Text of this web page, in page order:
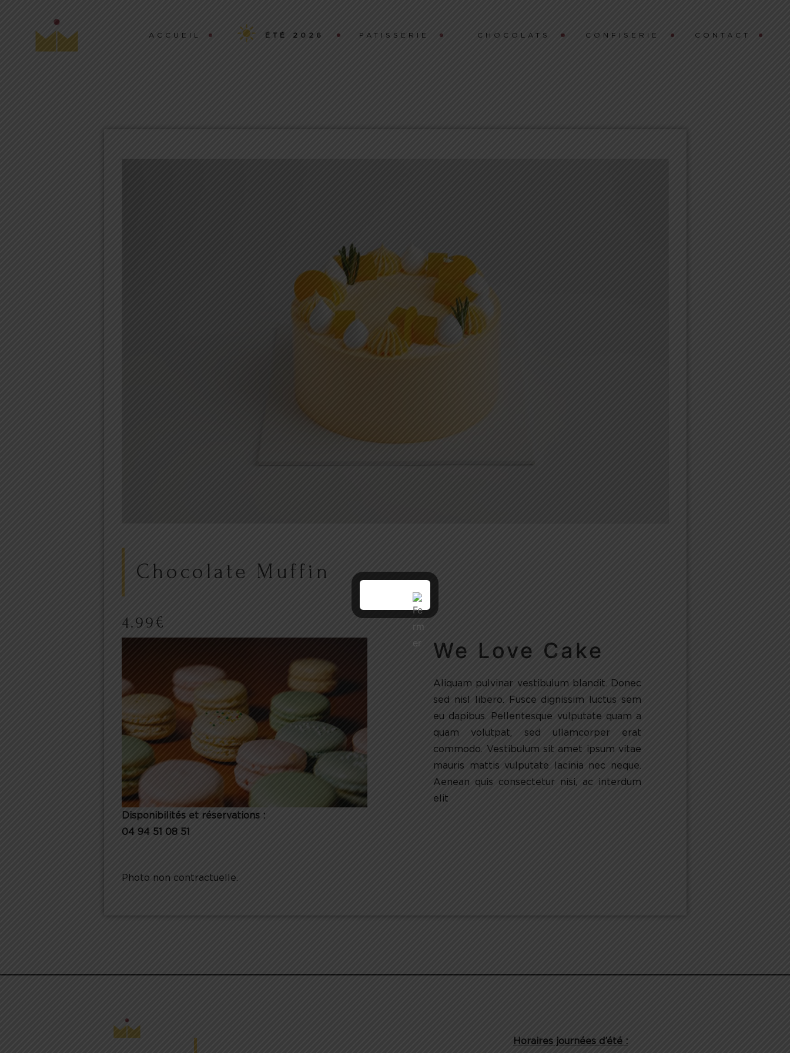
ACCUEIL ÉTÉ 2026 PATISSERIE CHOCOLATS CONFISERIE CONTACT
Chocolate Muffin
4.99€
We Love Cake
Aliquam pulvinar vestibulum blandit. Donec
sed nisl libero. Fusce dignissim luctus sem
eu dapibus. Pellentesque vulputate quam a
quam volutpat, sed ullamcorper erat
commodo. Vestibulum sit amet ipsum vitae
mauris mattis vulputate lacinia nec neque.
Aenean quis consectetur nisi, ac interdum
elit
Disponibilités et réservations :
04 94 51 08 51
Photo non contractuelle.
Horaires journées d’été :